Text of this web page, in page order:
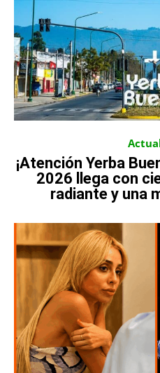
¡Atención Yerba
2026 llega con
radiante y una